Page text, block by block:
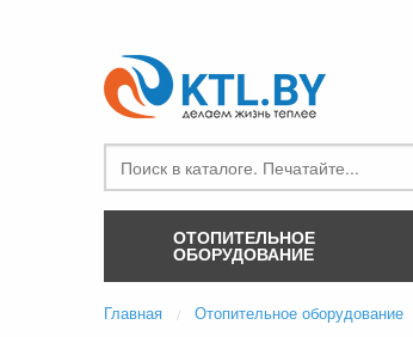
ОТОПИТЕЛЬНОЕ
ОБОРУДОВАНИЕ
Главная Отопительное оборудование